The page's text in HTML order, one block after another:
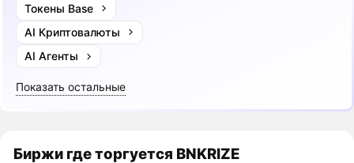
Токены Base
AI Криптовалюты
AI Агенты
Показать остальные
Биржи где торгуется BNKRIZE